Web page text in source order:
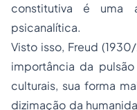
constitutiva é uma
psicanalítica.
Visto isso, Freud
importância da
culturais, sua forma
dizimação da